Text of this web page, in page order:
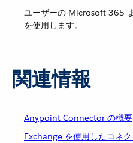
ユーザーの Microsoft 365
を使用します。
関連情報
Anypoint Connector の概要
Exchange を使用したコネ